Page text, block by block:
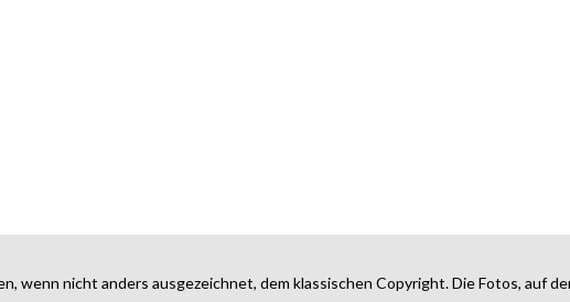
wenn nicht anders ausgezeichnet, dem klassischen Copyright. Die Fotos, auf